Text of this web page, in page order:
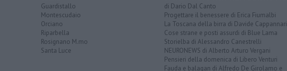
Guardistallo
Montescudaio
Orciano
Riparbella
Rosignano M.mo
Santa Luce
di Dario Dal Canto
Progettare il benessere di Erica Fiumalbi
La Toscana della birra di Davide Cappannari
Cose strane e posti assurdi di Blue Lama
Storielba di Alessandro Canestrelli
NEURONEWS di Alberto Arturo Vergani
Pensieri della domenica di Libero Venturi
Fauda e balagan di Alfredo De Girolamo e